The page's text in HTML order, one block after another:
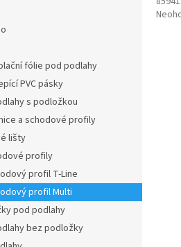
fólie pod podlahy
PVC pásky
s podložkou
a schodové profily
lišty
profily
profil T-Line
profil Multi
pod podlahy
bez podložky